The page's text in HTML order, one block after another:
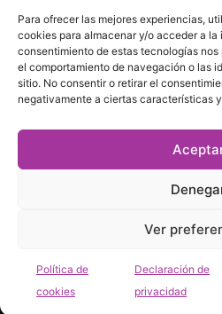
Para ofrecer las mejores experiencias,
cookies para almacenar y/o acceder a la
consentimiento de estas tecnologías
el comportamiento de navegación o las
sitio. No consentir o retirar el
negativamente a ciertas características
Ver
Política de
cookies
Declaración de
privacidad
SOBRE
En Marketin.es encontrarás la
información sobre el mundo